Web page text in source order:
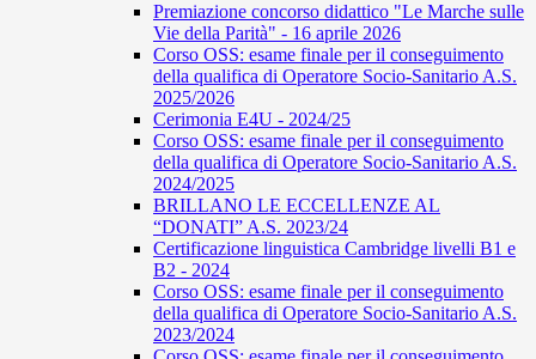
Premiazione concorso didattico "Le Marche sulle
Vie della Parità" - 16 aprile 2026
Corso OSS: esame finale per il conseguimento
della qualifica di Operatore Socio-Sanitario A.S.
2025/2026
Cerimonia E4U - 2024/25
Corso OSS: esame finale per il conseguimento
della qualifica di Operatore Socio-Sanitario A.S.
2024/2025
BRILLANO LE ECCELLENZE AL
“DONATI” A.S. 2023/24
Certificazione linguistica Cambridge livelli B1 e
B2 - 2024
Corso OSS: esame finale per il conseguimento
della qualifica di Operatore Socio-Sanitario A.S.
2023/2024